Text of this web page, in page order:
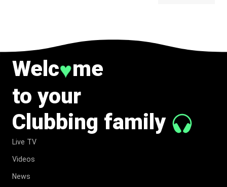
Welc♥me
to your
Clubbing family
Live TV
Videos
News